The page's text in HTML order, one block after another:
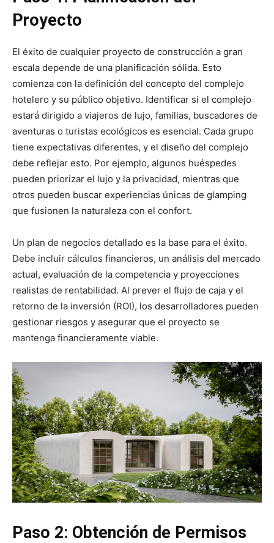
Proyecto
El éxito de cualquier proyecto de construcción a gran
escala depende de una planificación sólida. Esto
comienza con la definición del concepto del complejo
hotelero y su público objetivo. Identificar si el complejo
estará dirigido a viajeros de lujo, familias, buscadores de
aventuras o turistas ecológicos es esencial. Cada grupo
tiene expectativas diferentes, y el diseño del complejo
debe reflejar esto. Por ejemplo, algunos huéspedes
pueden priorizar el lujo y la privacidad, mientras que
otros pueden buscar experiencias únicas de glamping
que fusionen la naturaleza con el confort.
Un plan de negocios detallado es la base para el éxito.
Debe incluir cálculos financieros, un análisis del mercado
actual, evaluación de la competencia y proyecciones
realistas de rentabilidad. Al prever el flujo de caja y el
retorno de la inversión (ROI), los desarrolladores pueden
gestionar riesgos y asegurar que el proyecto se
mantenga financieramente viable.
Paso 2: Obtención de Permisos